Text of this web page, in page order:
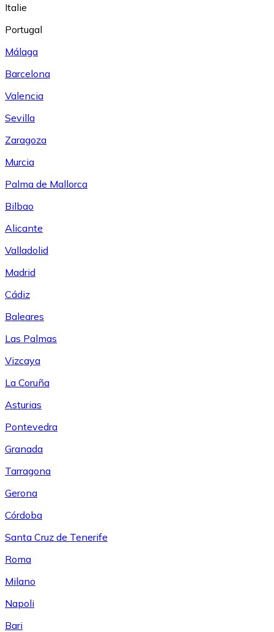
Italie
Portugal
Málaga
Barcelona
Valencia
Sevilla
Zaragoza
Murcia
Palma de Mallorca
Bilbao
Alicante
Valladolid
Madrid
Cádiz
Baleares
Las Palmas
Vizcaya
La Coruña
Asturias
Pontevedra
Granada
Tarragona
Gerona
Córdoba
Santa Cruz de Tenerife
Roma
Milano
Napoli
Bari